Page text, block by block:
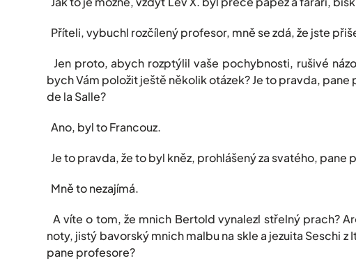
Příteli, vybuchl rozčílený profesor, mně se zdá, že jste
Jen proto, abych rozptýlil vaše pochybnosti, rušivé
bych Vám položit ještě několik otázek? Je to pravda, pane
de la Salle?
Ano, byl to Francouz.
Je to pravda, že to byl kněz, prohlášený za svatého, pane
Mně to nezajímá.
A víte o tom, že mnich Bertold vynalezl střelný prach?
noty, jistý bavorský mnich malbu na skle a jezuita Seschi
pane profesore?